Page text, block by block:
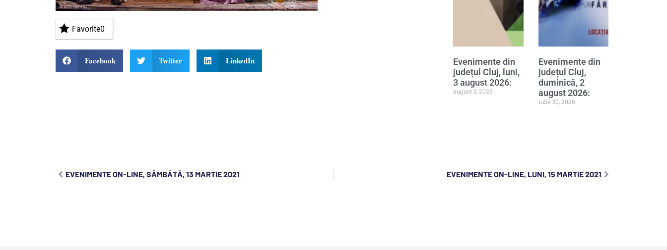
Favorite0
Facebook Twitter LinkedIn
Evenimente din
județul Cluj, luni,
3 august 2026:
august 3, 2026
Evenimente din
județul Cluj,
duminică, 2
august 2026:
iulie 30, 2026
EVENIMENTE ON-LINE, SÂMBĂTĂ, 13 MARTIE 2021 EVENIMENTE ON-LINE, LUNI, 15 MARTIE 2021